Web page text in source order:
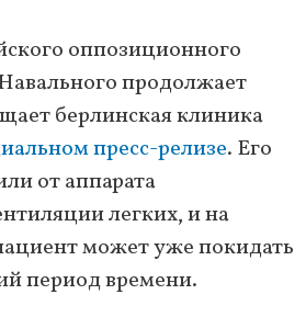
оппозиционного
продолжает
берлинская клиника
пресс-релизе. Его
от аппарата
легких, и на
может уже покидать
период времени.